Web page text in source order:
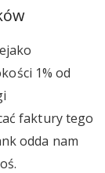
1% od
faktury tego
odda nam